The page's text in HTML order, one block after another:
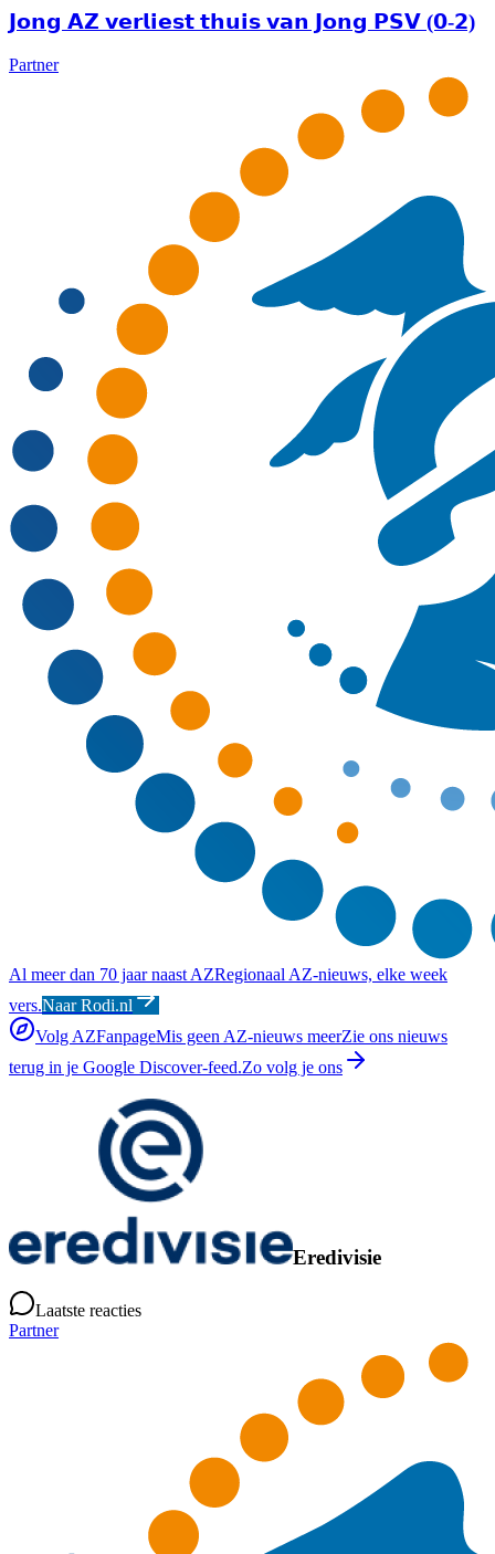
𝗝𝗼𝗻𝗴 𝗔𝗭 𝘃𝗲𝗿𝗹𝗶𝗲𝘀𝘁 𝘁𝗵𝘂𝗶𝘀 𝘃𝗮𝗻 𝗝𝗼𝗻𝗴 𝗣𝗦𝗩 (𝟬-𝟮)
Partner
Al meer dan 70 jaar naast AZRegionaal AZ-nieuws, elke week
vers.Naar Rodi.nl
Volg AZFanpageMis geen AZ-nieuws meerZie ons nieuws
terug in je Google Discover-feed.Zo volg je ons
Eredivisie
Laatste reacties
Partner